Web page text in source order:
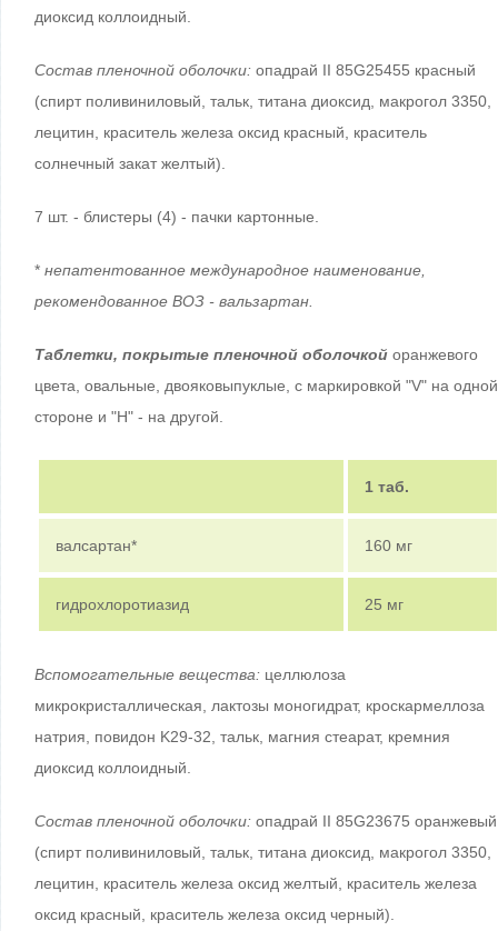
диоксид коллоидный.
Состав пленочной оболочки: опадрай II 85G25455 красный
(спирт поливиниловый, тальк, титана диоксид, макрогол 3350,
лецитин, краситель железа оксид красный, краситель
солнечный закат желтый).
7 шт. - блистеры (4) - пачки картонные.
* непатентованное международное наименование,
рекомендованное ВОЗ - вальзартан.
Таблетки, покрытые пленочной оболочкой оранжевого
цвета, овальные, двояковыпуклые, с маркировкой "V" на одной
стороне и "H" - на другой.
1 таб.
валсартан* 160 мг
гидрохлоротиазид 25 мг
Вспомогательные вещества: целлюлоза
микрокристаллическая, лактозы моногидрат, кроскармеллоза
натрия, повидон K29-32, тальк, магния стеарат, кремния
диоксид коллоидный.
Состав пленочной оболочки: опадрай II 85G23675 оранжевый
(спирт поливиниловый, тальк, титана диоксид, макрогол 3350,
лецитин, краситель железа оксид желтый, краситель железа
оксид красный, краситель железа оксид черный).